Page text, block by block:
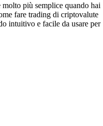
più semplice quando hai
fare trading di criptovalute
intuitivo e facile da usare per